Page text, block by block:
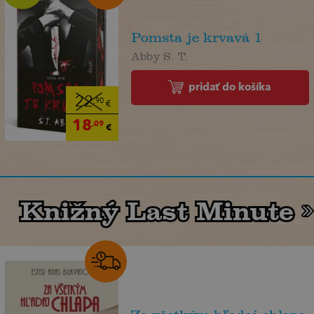
22,90€
18,09€
Pomsta je krvavá 1
Abby S. T.
pridať do košíka
Knižný Last Minute
Knižný Last Minute